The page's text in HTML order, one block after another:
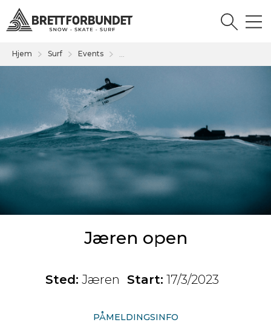
Hjem Surf Events
Jæren open
Sted: Jæren Start: 17/3/2023
PÅMELDINGSINFO